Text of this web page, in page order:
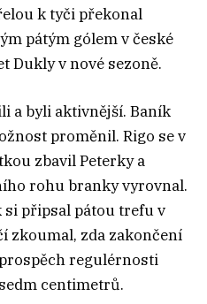
k tyči překonal
pátým gólem v české
Dukly v nové sezoně.
a byli aktivnější. Baník
proměnil. Rigo se v
zbavil Peterky a
rohu branky vyrovnal.
si připsal pátou trefu v
zkoumal, zda zakončení
regulérnosti
centimetrů.